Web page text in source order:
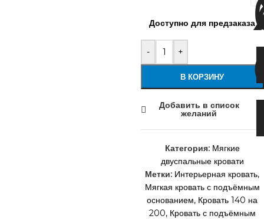
Доступно для предзаказа
- +
В КОРЗИНУ
Добавить в список
желаний
Категория: Мягкие
двуспальные кровати
Метки: Интерьерная кровать,
Мягкая кровать с подъёмным
основанием, Кровать 140 на
200, Кровать с подъёмным